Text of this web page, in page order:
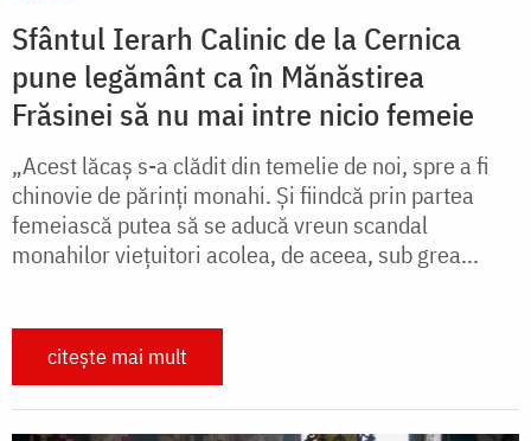
Sfântul Ierarh Calinic de la Cernica
pune legământ ca în Mănăstirea
Frăsinei să nu mai intre nicio femeie
„Acest lăcaş s-a clădit din temelie de noi, spre a fi
chinovie de părinţi monahi. Şi fiindcă prin partea
femeiască putea să se aducă vreun scandal
monahilor vieţuitori acolea, de aceea, sub grea...
citește mai mult